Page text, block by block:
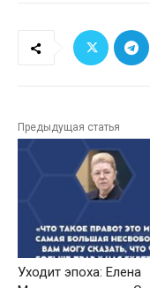
Предыдущая статья
Уходит эпоха: Елена